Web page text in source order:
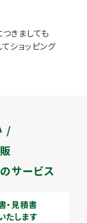
きましても
ショッピング
/
サービス
・見積書
たします